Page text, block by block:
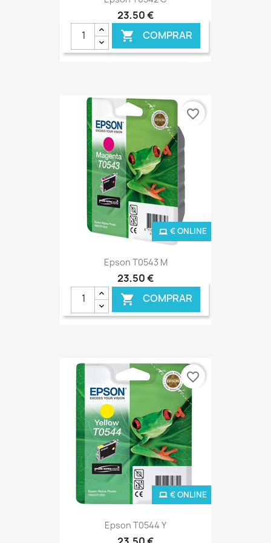
23,50 €
 COMPRAR
Epson T0543 M
23,50 €
 COMPRAR
€ ONLINE
favorite_border
Epson T0544 Y
€ ONLINE
favorite_border